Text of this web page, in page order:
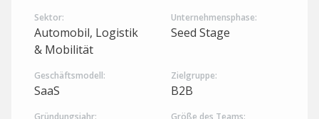
Sektor:
Automobil, Logistik
& Mobilität
Unternehmensphase:
Seed Stage
Geschäftsmodell:
SaaS
Zielgruppe:
B2B
Gründungsjahr: Größe des Teams: